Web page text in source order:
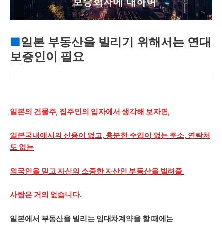
■일본 부동산을 빌리기 위해서는 연대
보증인이 필요
일본의 건물주, 집주인의 입자에서 생각해 보자면,
일본국내에서의 신용이 없고, 충분한 수입이 없는 주소, 연락처
도 없는
외국인을 믿고 자신의 소중한 자산인 부동산을 빌려줄
사람은 거의 없습니다.
일본에서 부동산을 빌리는 임대차계약을 할 때에는